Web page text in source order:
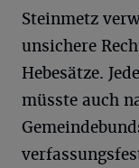
Steinmetz
unsichere
Hebesätze.
müsste auch